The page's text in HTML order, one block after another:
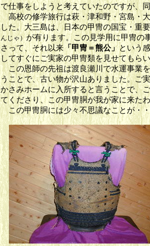
で仕事をしようと考えていたのですが、
高校の修学旅行は萩・津和野・宮島・
した。大三島は、日本の甲冑の国宝・重
んじゃ）が有ります。この見学用に甲冑の
さって、それ以来「甲冑＝熊公」という
してすぐにご実家の甲冑類を見せてもら
この恩師の先祖は渡良瀬川で水運事業
うことで、古い物が沢山ありました。ご
かさみホームに入所すると言うことで、
てくださり、この甲冑胴が我が家に来た
この甲冑胴には少々不思議なことが・